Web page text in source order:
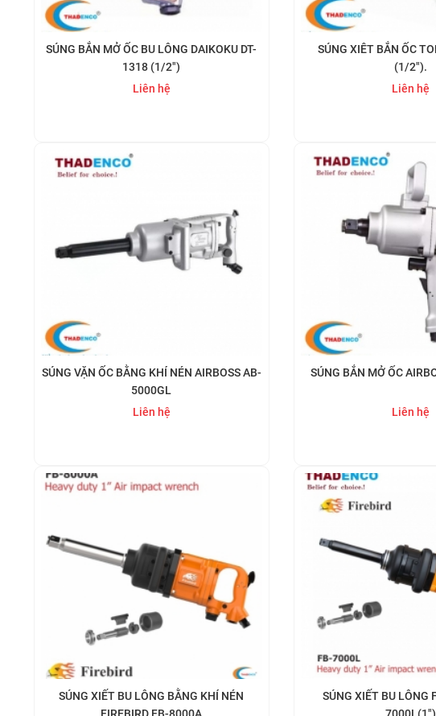
SÚNG BẮN MỞ ỐC BU LÔNG DAIKOKU DT-
1318 (1/2")
Liên hệ
SÚNG XIÊT BẮN ỐC
(1/2").
Liên hệ
SÚNG VẶN ỐC BẰNG KHÍ NÉN AIRBOSS AB-
5000GL
Liên hệ
SÚNG BẮN MỞ ỐC
Liên hệ
SÚNG XIẾT BU LÔNG BẰNG KHÍ NÉN
SÚNG XIẾT BU LÔNG